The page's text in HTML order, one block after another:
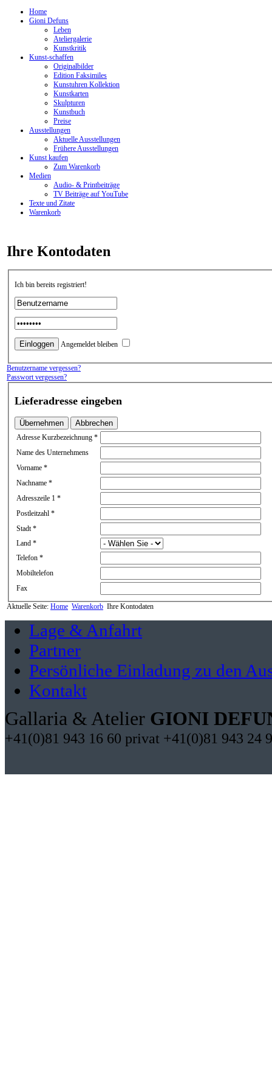
Home
Gioni Defuns
Leben
Ateliergalerie
Kunstkritik
Kunst-schaffen
Originalbilder
Edition Faksimiles
Kunstuhren Kollektion
Kunstkarten
Skulpturen
Kunstbuch
Preise
Ausstellungen
Aktuelle Ausstellungen
Frühere Ausstellungen
Kunst kaufen
Zum Warenkorb
Medien
Audio- & Printbeiträge
TV Beiträge auf YouTube
Texte und Zitate
Warenkorb
Ihre Kontodaten
Ich bin bereits registriert!
Angemeldet bleiben
Benutzername vergessen?
Passwort vergessen?
Lieferadresse eingeben
Übernehmen Abbrechen
Adresse Kurzbezeichnung *
Name des Unternehmens
Vorname *
Nachname *
Adresszeile 1 *
Postleitzahl *
Stadt *
Land *
Telefon *
Mobiltelefon
Fax
Aktuelle Seite: Home Warenkorb Ihre Kontodaten
Lage & Anfahrt
Partner
Persönliche Einladung zu den
Kontakt
Gallaria & Atelier GIONI
+41(0)81 943 16 60 privat +41(0)81 943 24